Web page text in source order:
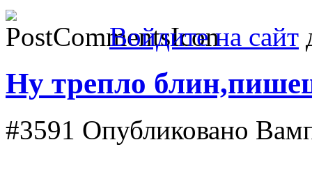
Войдите на сайт
Ну трепло
#3591 Опубликовано